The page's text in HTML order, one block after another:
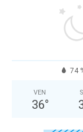
74
VEN
36°